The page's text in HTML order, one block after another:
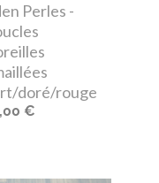
Perles -
doré/rouge
€